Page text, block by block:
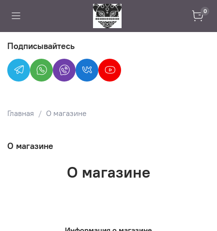
0
Главная О магазине
О магазине
О магазине
Подписывайтесь